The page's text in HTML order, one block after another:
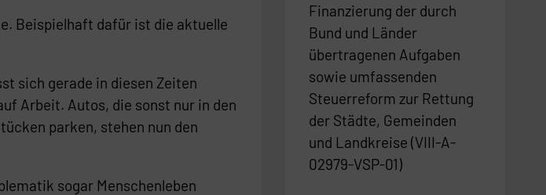
Beispielhaft dafür ist die aktuelle
sich gerade in diesen Zeiten
Arbeit. Autos, die sonst nur in den
parken, stehen nun den
sogar Menschenleben
Finanzierung der durch
Bund und Länder
übertragenen Aufgaben
sowie umfassenden
Steuerreform zur Rettung
der Städte, Gemeinden
und Landkreise (VIII-A-
02979-VSP-01)